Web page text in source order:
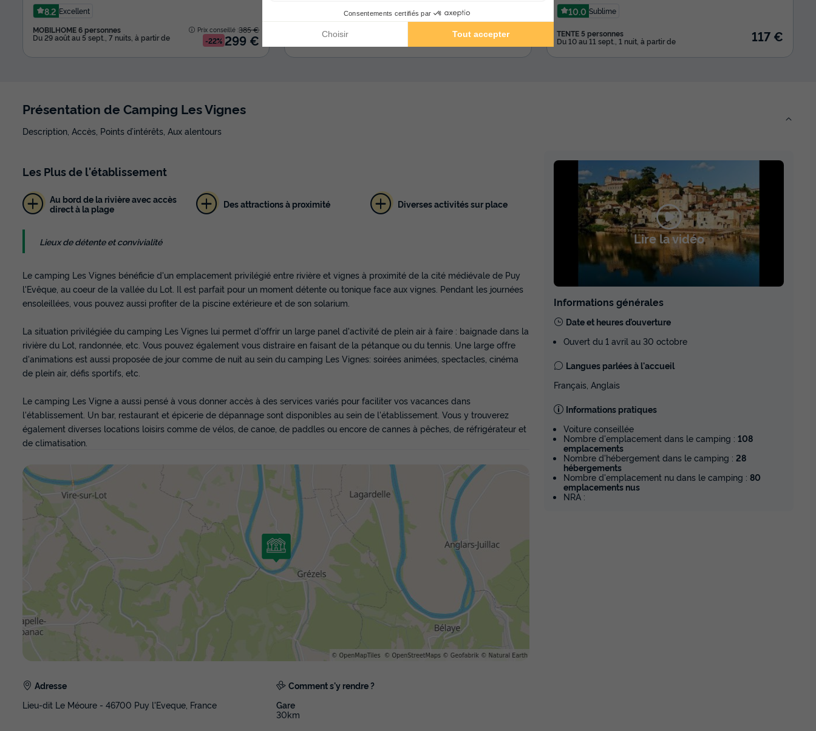
8.2 Excellent
MOBILHOME 6 personnes
Du 29 août au 5 sept., 7 nuits, à partir de
Prix conseillé :385 €
-22% 299 €
Sublime
CHALET 5 personnes 102 €
10.0 Sublime
TENTE 5 personnes
Du 10 au 11 sept., 1 nuit, à partir de 117 €
Présentation de Camping Les Vignes
Description, Accès, Points d’intérêts, Aux alentours
Les Plusde l'établissement
Au bord de la rivière avec accès
direct à la plage
Des attractions à proximité Diverses activités sur place
Lieux de détente et convivialité
Le camping Les Vignes bénéficie d'un emplacement privilégié entre rivière et vignes à proximité de la cité médiévale de Puy
l'Evêque, au coeur de la vallée du Lot. Il est parfait pour un moment détente ou tonique face aux vignes. Pendant les journées
ensoleillées, vous pouvez aussi profiter de la piscine extérieure et de son solarium.
La situation privilégiée du camping Les Vignes lui permet d'offrir un large panel d'activité de plein air à faire : baignade dans la
rivière du Lot, randonnée, etc. Vous pouvez également vous distraire en faisant de la pétanque ou du tennis. Une large offre
d'animations est aussi proposée de jour comme de nuit au sein du camping Les Vignes: soirées animées, spectacles, cinéma
de plein air, défis sportifs, etc.
Le camping Les Vigne a aussi pensé à vous donner accès à des services variés pour faciliter vos vacances dans
l'établissement. Un bar, restaurant et épicerie de dépannage sont disponibles au sein de l'établissement. Vous y trouverez
également diverses locations loisirs comme de vélos, de canoe, de paddles ou encore de cannes à pêches, de réfrigérateur et
de climatisation.
Adresse
Lieu-dit Le Méoure - 46700 Puy l'Eveque, France
Comment s'y rendre ?
Gare
30km
Lire la vidéo
Informations générales
Date et heures d’ouverture
Ouvert du 1 avril au 30 octobre
Langues parlées à l'accueil
Français, Anglais
Informations pratiques
Voiture conseillée
Nombre d'emplacement dans le camping : 108
emplacements
Nombre d'hébergement dans le camping : 28
hébergements
Nombre d'emplacement nu dans le camping : 80
emplacements nus
NRA :